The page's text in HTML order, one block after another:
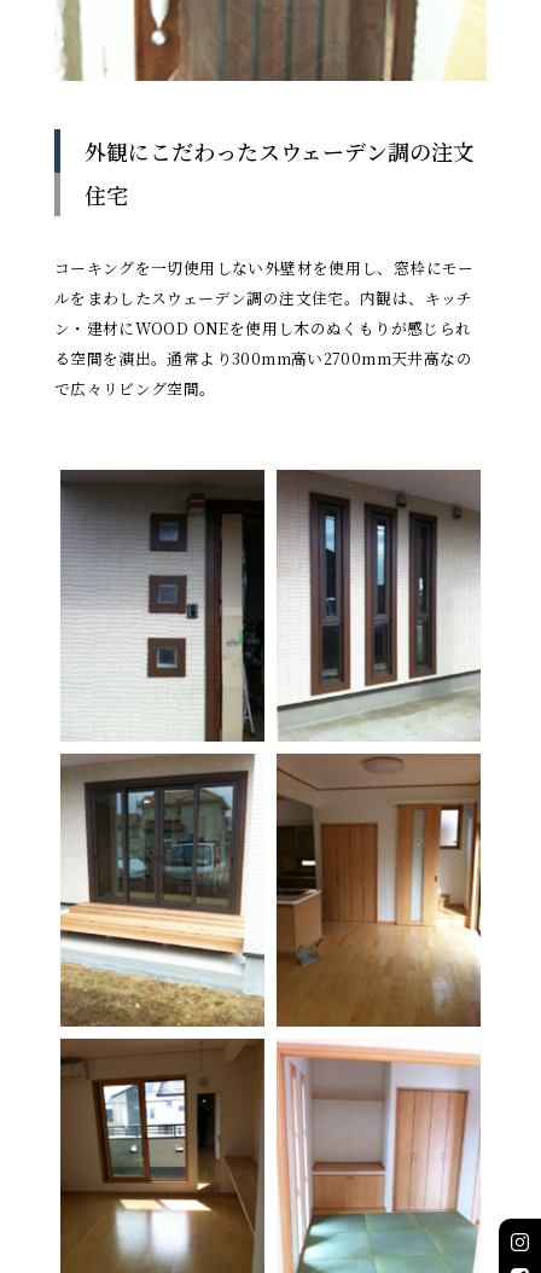
外観にこだわったスウェーデン調の注文
住宅
コーキングを一切使用しない外壁材を使用し、窓枠にモー
ルをまわしたスウェーデン調の注文住宅。内観は、キッチ
ン・建材にWOOD ONEを使用し木のぬくもりが感じられ
る空間を演出。通常より300mm高い2700mm天井高なの
で広々リビング空間。